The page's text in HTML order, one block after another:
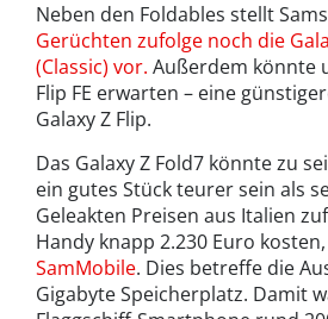
Neben den Foldables stellt
Gerüchten zufolge noch die
(Classic) vor. Außerdem könnte
Flip FE erwarten – eine
Galaxy Z Flip.
Das Galaxy Z Fold7 könnte zu
ein gutes Stück teurer sein als
Geleakten Preisen aus Italien
Handy knapp 2.230 Euro
SamMobile. Dies betreffe die
Gigabyte Speicherplatz. Damit